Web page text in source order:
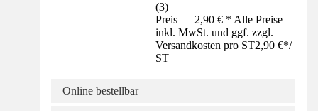
(3)
Preis — 2,90 € * Alle Preise
inkl. MwSt. und ggf. zzgl.
Versandkosten pro ST2,90 €*/
ST
Online bestellbar